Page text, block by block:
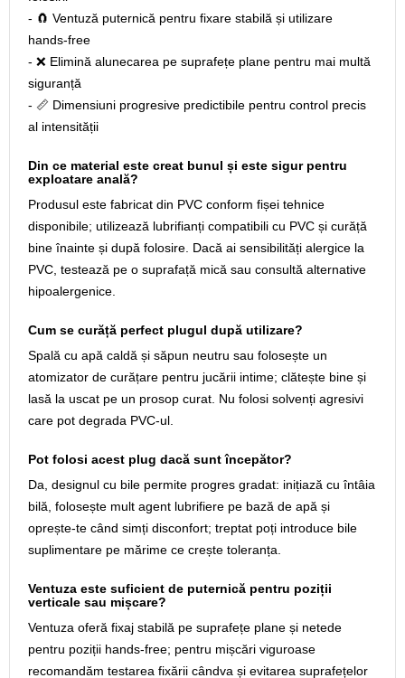
- 🧲 Ventuză puternică pentru fixare stabilă și utilizare
hands‑free
- ❌ Elimină alunecarea pe suprafețe plane pentru mai multă
siguranță
- 📏 Dimensiuni progresive predictibile pentru control precis
al intensității
Din ce material este creat bunul și este sigur pentru
exploatare anală?
Produsul este fabricat din PVC conform fișei tehnice
disponibile; utilizează lubrifianți compatibili cu PVC și curăță
bine înainte și după folosire. Dacă ai sensibilități alergice la
PVC, testează pe o suprafață mică sau consultă alternative
hipoalergenice.
Cum se curăță perfect plugul după utilizare?
Spală cu apă caldă și săpun neutru sau folosește un
atomizator de curățare pentru jucării intime; clătește bine și
lasă la uscat pe un prosop curat. Nu folosi solvenți agresivi
care pot degrada PVC‑ul.
Pot folosi acest plug dacă sunt începător?
Da, designul cu bile permite progres gradat: inițiază cu întâia
bilă, folosește mult agent lubrifiere pe bază de apă și
oprește‑te când simți disconfort; treptat poți introduce bile
suplimentare pe mărime ce crește toleranța.
Ventuza este suficient de puternică pentru poziții
verticale sau mișcare?
Ventuza oferă fixaj stabilă pe suprafețe plane și netede
pentru poziții hands‑free; pentru mișcări viguroase
recomandăm testarea fixării cândva și evitarea suprafețelor